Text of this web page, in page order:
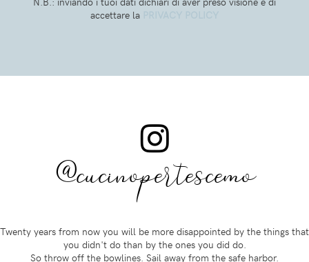
accettare la
@cucinopertescemo
Twenty years from now you will be more disappointed by the things that
you didn't do than by the ones you did do.
So throw off the bowlines. Sail away from the safe harbor.